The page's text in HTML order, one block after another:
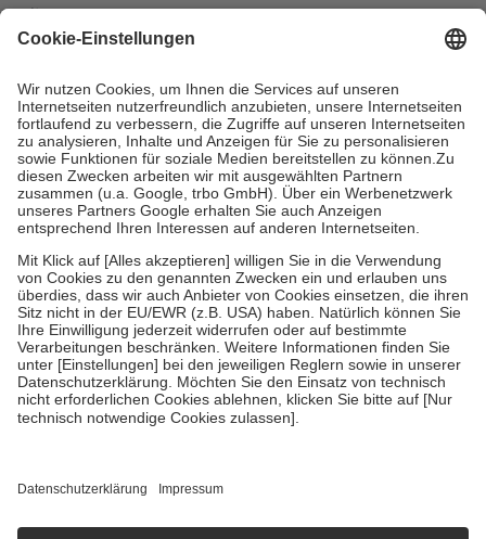
mit.
Grundsätzlich leisten Mitglieder Zuzahlungen in Höhe von zehn
höchstens zehn Euro.
Es sind jedoch nie mehr als die tatsächlichen
Kosten der Leistung zu entrichten.
Diese Regeln gelten grundsätzlich auch für Online-Apotheken.
Bei Heilmitteln und häuslicher Krankenpflege beträgt die
Zuzahlung zehn Prozent der Kosten sowie zehn Euro je
Verordnung.
Um das Engagement der Versicherten für ihre eigene Gesundheit zu
stärken und die besondere Stellung der Familie zu unterstützen,
fallenkeine Zuzahlungenan bei:
• Kindern und Jugendlichen bis zum vollendeten 18. Lebensjahr
mit Ausnahme der Fahrkosten
• Untersuchungen zur Vorsorge und Früherkennung, die von der
GKV getragen werden
• empfohlenen Schutzimpfungen
• Harn- und Blutteststreifen
getroffen, um sicherzustellen, dass es sich um echte Bewertungen
https://help.etrusted.com/hc/de/articles/4419944605341